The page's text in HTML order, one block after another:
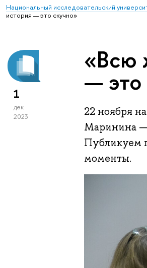
Национальный исследовательский
история — это скучно»
1
дек
2023
«Всю
— это
22 ноября
Маринина —
Публикуем
моменты.